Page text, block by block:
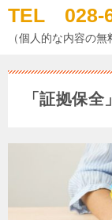
TEL 028-
（個人的な内容の
「証拠保